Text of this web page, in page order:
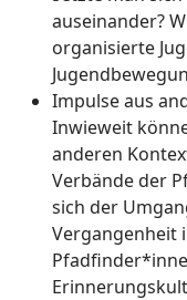
auseinander?
organisierte
Impulse aus
Inwieweit
anderen
Verbände der
sich der
Vergangenheit